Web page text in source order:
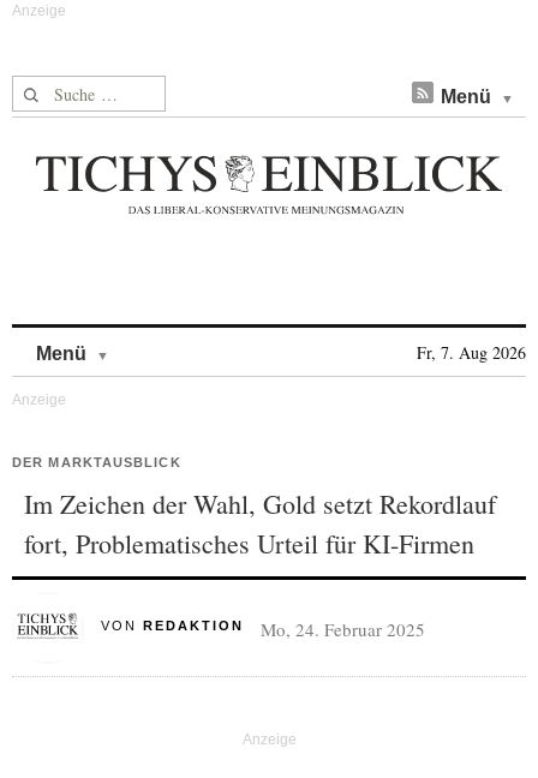
Suche nach: Menü
Menü Fr, 7. Aug 2026
DER MARKTAUSBLICK
Im Zeichen der Wahl, Gold setzt Rekordlauf
fort, Problematisches Urteil für KI-Firmen
VON REDAKTION Mo, 24. Februar 2025